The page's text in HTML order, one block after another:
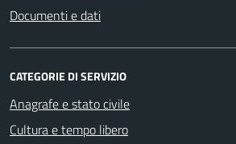
Documenti e dati
CATEGORIE DI SERVIZIO
Anagrafe e stato civile
Cultura e tempo libero